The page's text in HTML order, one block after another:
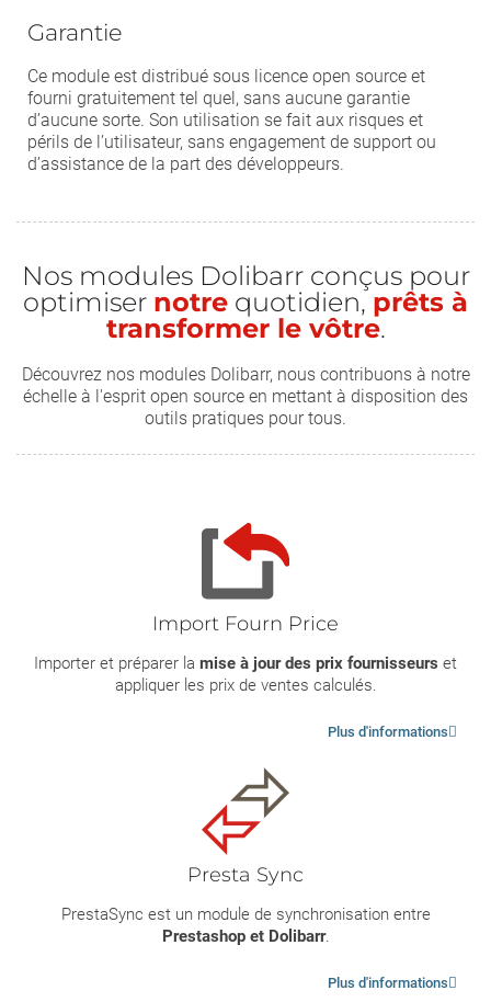
Garantie
Ce module est distribué sous licence open source et
fourni gratuitement tel quel, sans aucune garantie
d’aucune sorte. Son utilisation se fait aux risques et
périls de l’utilisateur, sans engagement de support ou
d’assistance de la part des développeurs.
Nos modules Dolibarr conçus pour
optimiser notre quotidien, prêts à
transformer le vôtre.
Découvrez nos modules Dolibarr, nous contribuons à notre
échelle à l'esprit open source en mettant à disposition des
outils pratiques pour tous.
Import Fourn Price
Importer et préparer la mise à jour des prix fournisseurs et
appliquer les prix de ventes calculés.
Plus d'informations
Presta Sync
PrestaSync est un module de synchronisation entre
Prestashop et Dolibarr.
Plus d'informations